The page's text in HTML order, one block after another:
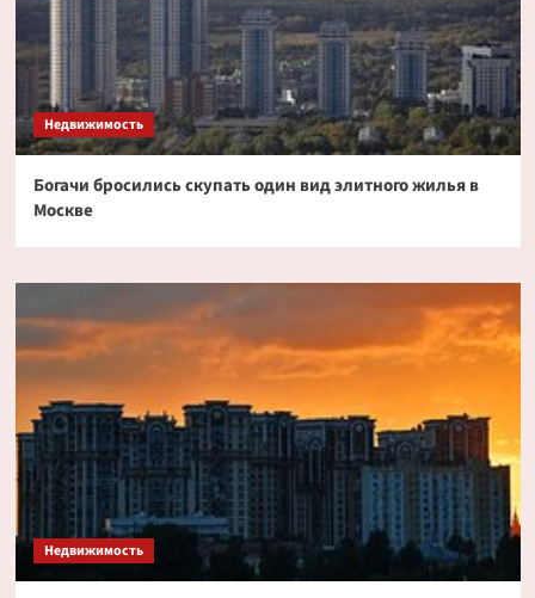
Недвижимость
Богачи бросились скупать один вид элитного жилья в
Москве
Недвижимость